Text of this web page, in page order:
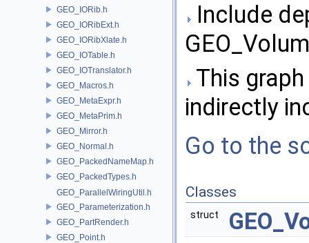
GEO_IORib.h
GEO_IORibExt.h
GEO_IORibXlate.h
GEO_IOTable.h
GEO_IOTranslator.h
GEO_Macros.h
GEO_MetaExpr.h
GEO_MetaPrim.h
GEO_Mirror.h
GEO_Normal.h
GEO_PackedNameMap.h
GEO_PackedTypes.h
GEO_ParallelWiringUtil.h
GEO_Parameterization.h
GEO_PartRender.h
GEO_Point.h
Include
This
indirectly
Go to the
Classes
struct